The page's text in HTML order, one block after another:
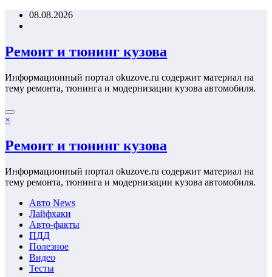
Перейти08.08.2026
Ремонт и тюнинг кузова
Информационный портал okuzove.ru содержит материал на
тему ремонта, тюнинга и модернизации кузова автомобиля.
×
Ремонт и тюнинг кузова
Информационный портал okuzove.ru содержит материал на
тему ремонта, тюнинга и модернизации кузова автомобиля.
Авто News
Лайфхаки
Авто-факты
ПДД
Полезное
Видео
Тесты